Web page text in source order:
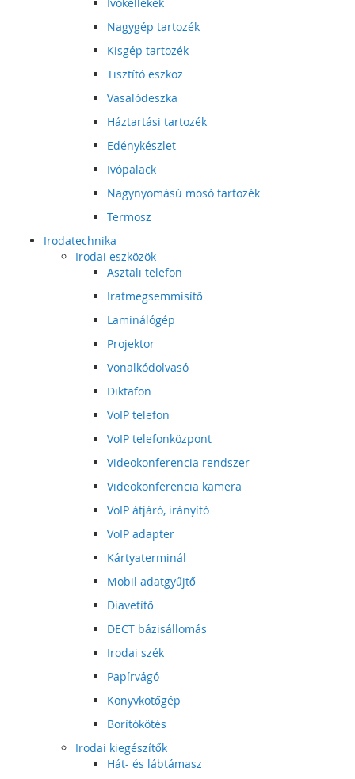
Nagygép tartozék
Kisgép tartozék
Tisztító eszköz
Vasalódeszka
Háztartási tartozék
Edénykészlet
Ivópalack
Nagynyomású mosó tartozék
Termosz
Irodatechnika
Irodai eszközök
Asztali telefon
Iratmegsemmisítő
Laminálógép
Projektor
Vonalkódolvasó
Diktafon
VoIP telefon
VoIP telefonközpont
Videokonferencia rendszer
Videokonferencia kamera
VoIP átjáró, irányító
VoIP adapter
Kártyaterminál
Mobil adatgyűjtő
Diavetítő
DECT bázisállomás
Irodai szék
Papírvágó
Könyvkötőgép
Borítókötés
Irodai kiegészítők
Hát- és lábtámasz